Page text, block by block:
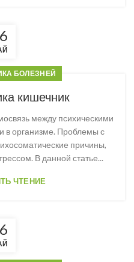
БОЛЕЗНЕЙ
кишечник
между психическими
в организме. Проблемы с
причины,
В данной статье...
ЧТЕНИЕ